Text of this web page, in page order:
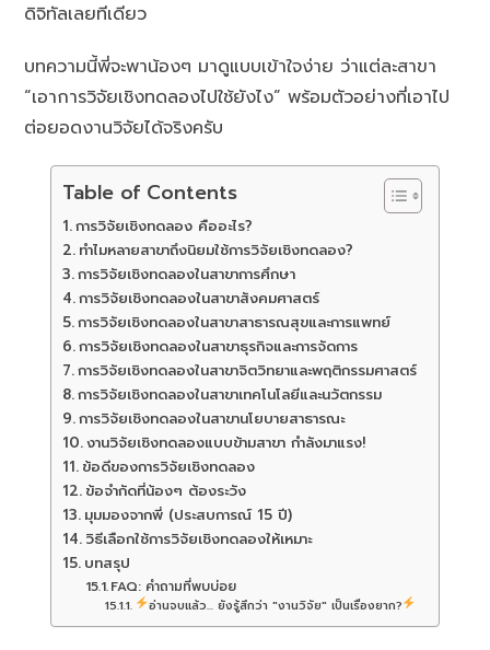
ดิจิทัลเลยทีเดียว
บทความนี้พี่จะพาน้องๆ มาดูแบบเข้าใจง่าย ว่าแต่ละสาขา
“เอาการวิจัยเชิงทดลองไปใช้ยังไง” พร้อมตัวอย่างที่เอาไป
ต่อยอดงานวิจัยได้จริงครับ
Table of Contents
การวิจัยเชิงทดลอง คืออะไร?
ทำไมหลายสาขาถึงนิยมใช้การวิจัยเชิงทดลอง?
การวิจัยเชิงทดลองในสาขาการศึกษา
การวิจัยเชิงทดลองในสาขาสังคมศาสตร์
การวิจัยเชิงทดลองในสาขาสาธารณสุขและการแพทย์
การวิจัยเชิงทดลองในสาขาธุรกิจและการจัดการ
การวิจัยเชิงทดลองในสาขาจิตวิทยาและพฤติกรรมศาสตร์
การวิจัยเชิงทดลองในสาขาเทคโนโลยีและนวัตกรรม
การวิจัยเชิงทดลองในสาขานโยบายสาธารณะ
งานวิจัยเชิงทดลองแบบข้ามสาขา กำลังมาแรง!
ข้อดีของการวิจัยเชิงทดลอง
ข้อจำกัดที่น้องๆ ต้องระวัง
มุมมองจากพี่ (ประสบการณ์ 15 ปี)
วิธีเลือกใช้การวิจัยเชิงทดลองให้เหมาะ
บทสรุป
FAQ: คำถามที่พบบ่อย
อ่านจบแล้ว... ยังรู้สึกว่า "งานวิจัย" เป็นเรื่องยาก?